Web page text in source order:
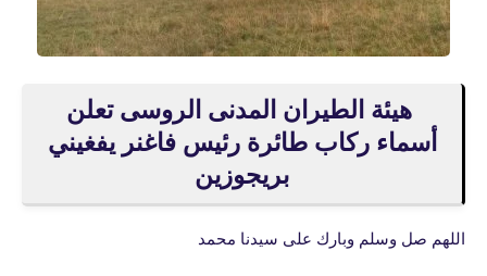
هيئة الطيران المدنى الروسى تعلن
أسماء ركاب طائرة رئيس فاغنر يفغيني
بريجوزين
اللهم صل وسلم وبارك على سيدنا محمد